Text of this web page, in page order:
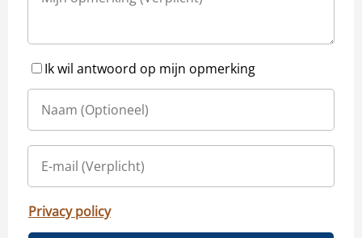
Ik wil antwoord op mijn opmerking
Privacy policy